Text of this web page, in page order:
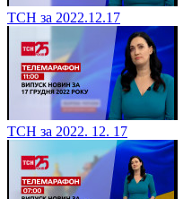
ТСН за 2022.12.17
ТСН за 2022. 12. 17